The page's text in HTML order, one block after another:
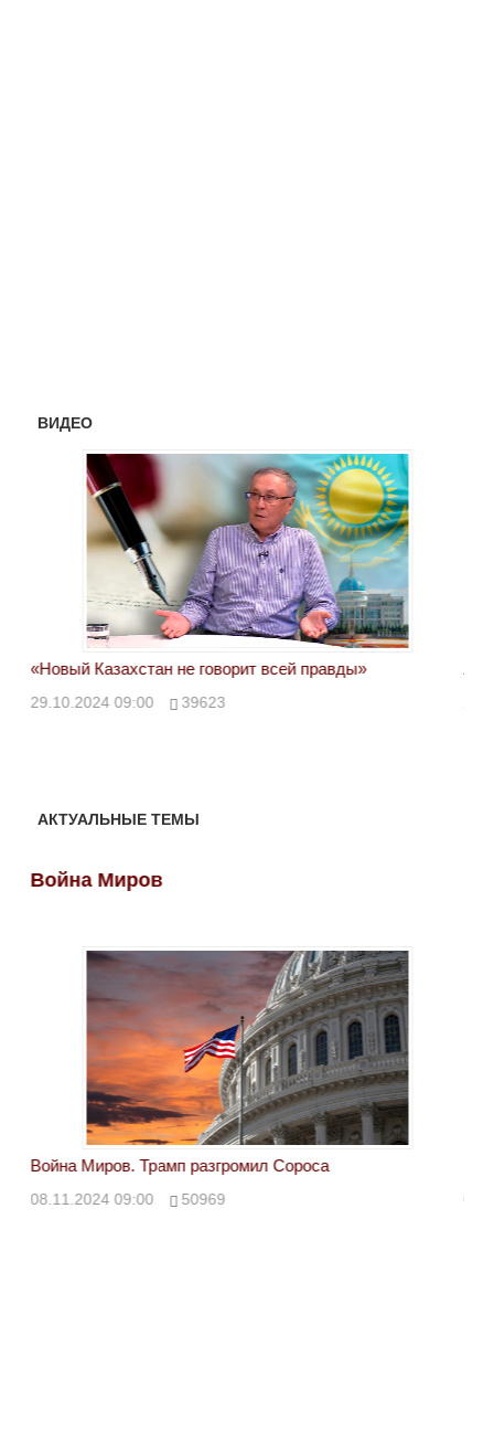
ВИДЕО
«Новый Казахстан не говорит всей правды»
29.10.2024 09:00 39623
АКТУАЛЬНЫЕ ТЕМЫ
Война Миров
Война Миров. Трамп разгромил Сороса
08.11.2024 09:00 50969